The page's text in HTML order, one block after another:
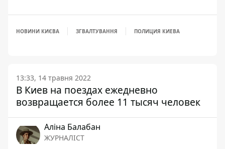
НОВИНИ КИЄВА ЗГВАЛТУВАННЯ ПОЛИЦИЯ КИЕВА
13:33, 14 травня 2022
В Киев на поездах ежедневно
возвращается более 11 тысяч человек
Аліна Балабан
ЖУРНАЛІСТ